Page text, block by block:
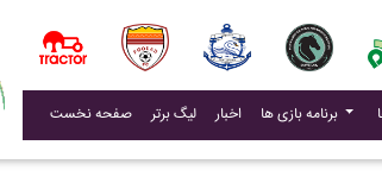
صفحه نخست لیگ برتر اخبار(current) برنامه بازی ها